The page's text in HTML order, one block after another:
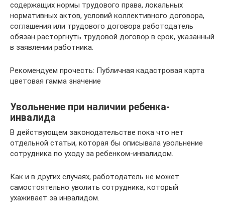
содержащих нормы трудового права, локальных
нормативных актов, условий коллективного договора,
соглашения или трудового договора работодатель
обязан расторгнуть трудовой договор в срок, указанный
в заявлении работника.
Рекомендуем прочесть: Публичная кадастровая карта
цветовая гамма значение
Увольнение при наличии ребенка-
инвалида
В действующем законодательстве пока что нет
отдельной статьи, которая бы описывала увольнение
сотрудника по уходу за ребенком-инвалидом.
Как и в других случаях, работодатель не может
самостоятельно уволить сотрудника, который
ухаживает за инвалидом.